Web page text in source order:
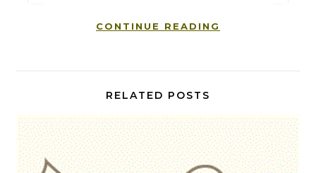
CONTINUE READING
RELATED POSTS